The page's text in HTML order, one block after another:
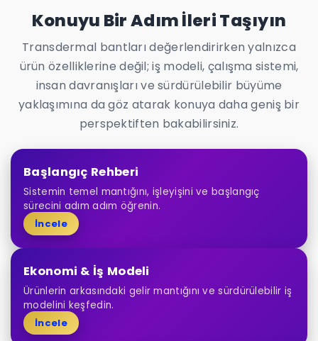
Konuyu Bir Adım İleri Taşıyın
Transdermal bantları değerlendirirken yalnızca
ürün özelliklerine değil; iş modeli, çalışma sistemi,
insan davranışları ve sürdürülebilir büyüme
yaklaşımına da göz atarak konuya daha geniş bir
perspektiften bakabilirsiniz.
Başlangıç Rehberi
Sistemin temel mantığını, işleyişini ve başlangıç
sürecini adım adım öğrenin.
İncele
Ekonomi & İş Modeli
Ürünlerin arkasındaki gelir mantığını ve sürdürülebilir iş
modelini keşfedin.
İncele